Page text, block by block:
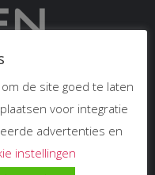
de site goed te laten
voor integratie
advertenties en
instellingen